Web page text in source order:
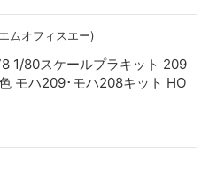
ムオフィスエー)
1/80スケールプラキット 209
モハ209･モハ208キット HO